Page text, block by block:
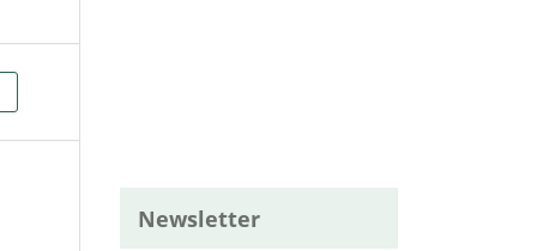
Newsletter